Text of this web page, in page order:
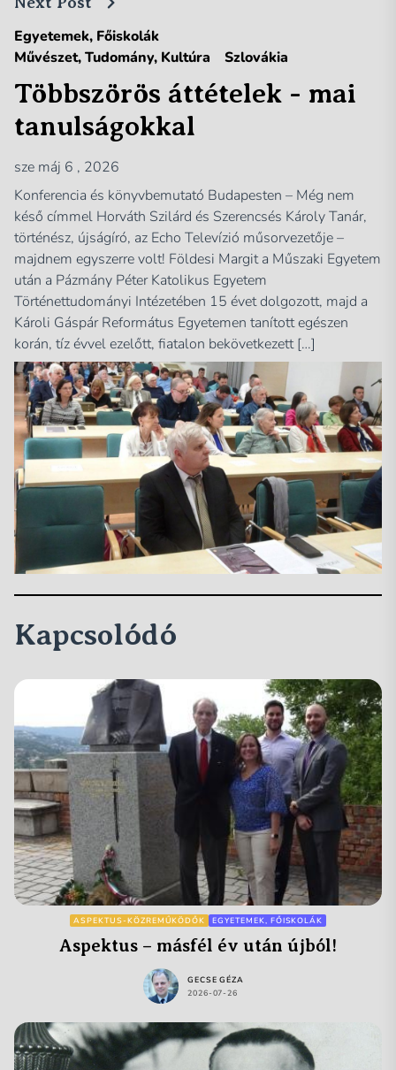
Egyetemek, Főiskolák
Művészet, Tudomány, Kultúra
Szlovákia
Többszörös áttételek - mai
tanulságokkal
sze máj 6 , 2026
Konferencia és könyvbemutató Budapesten – Még nem
késő címmel Horváth Szilárd és Szerencsés Károly Tanár,
történész, újságíró, az Echo Televízió műsorvezetője –
majdnem egyszerre volt! Földesi Margit a Műszaki Egyetem
után a Pázmány Péter Katolikus Egyetem
Történettudományi Intézetében 15 évet dolgozott, majd a
Károli Gáspár Református Egyetemen tanított egészen
korán, tíz évvel ezelőtt, fiatalon bekövetkezett […]
Kapcsolódó
ASPEKTUS-KÖZREMŰKÖDŐK EGYETEMEK, FŐISKOLÁK
Aspektus – másfél év után újból!
GECSE GÉZA
2026-07-26